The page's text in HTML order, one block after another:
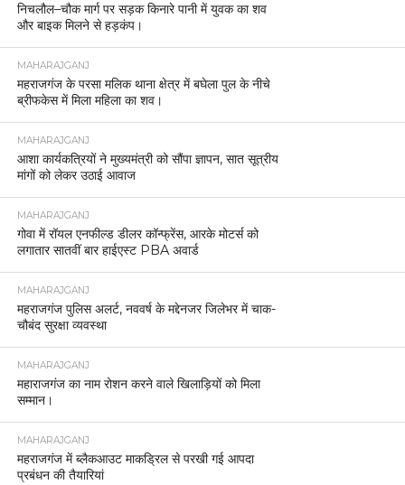
निचलौल–चौक मार्ग पर सड़क किनारे पानी में युवक का शव
और बाइक मिलने से हड़कंप।
MAHARAJGANJ
महराजगंज के परसा मलिक थाना क्षेत्र में बघेला पुल के नीचे
ब्रीफकेस में मिला महिला का शव।
MAHARAJGANJ
आशा कार्यकत्रियों ने मुख्यमंत्री को सौंपा ज्ञापन, सात सूत्रीय
मांगों को लेकर उठाई आवाज
MAHARAJGANJ
गोवा में रॉयल एनफील्ड डीलर कॉन्फ्रेंस, आरके मोटर्स को
लगातार सातवीं बार हाईएस्ट PBA अवार्ड
MAHARAJGANJ
महराजगंज पुलिस अलर्ट, नववर्ष के मद्देनजर जिलेभर में चाक-
चौबंद सुरक्षा व्यवस्था
MAHARAJGANJ
महाराजगंज का नाम रोशन करने वाले खिलाड़ियों को मिला
सम्मान।
MAHARAJGANJ
महराजगंज में ब्लैकआउट माकड्रिल से परखी गई आपदा
प्रबंधन की तैयारियां